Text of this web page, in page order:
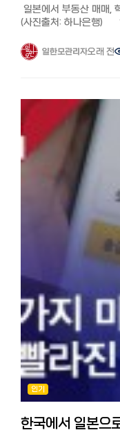
★일한모 고객이라면 첫
첫 송금 수수료 무료
※월드패밀리송금은
한국이외 나라에 송금
천엔입니다. 10만엔까
재류카드나 마이넘버를
오며 바로 송금을 진행
계좌에 송금액을 지불
한국에서 받는 사람 본
고령이거나 하기 어려운
점이 대단히 편리했습니
오전에 부모님 신분증
18일 시점, 10만엔 송금
보통 1~2시간 안에 송
장단점과 포인트 ●장
본인인증을 대신 해준다.
●단점: 메일로 일본어
일본어가 안될 경우 답
★월드패밀리도 아래
기본 설정된 환율이 저
송금할 수 있습니다.
일한모 한정! 월드패밀
https://
월드패밀리 송금의 메리
https://korean.co.jp/
◆SBJ 원터치 익스프
신한은행 일본법인
송금신청까지 SBJ은행
원터치 익스프레스 송
30만엔까지, 일년에 총
현지에서 받는 금액 시
월드패밀리 송금 : 수
초대링크에서 회원가입
EXPARO(엑스파로):
송금 서비스보다 압도
500엔 포인트를 받을
있습니다. 10만엔까지
http://
해외 거주 한국인은 재
승인되면 메일로 연락
입금하면 메일로 수취
들어 부모)이 휴대전화
그때 고령이거나 대응
지연되는 경우가 많은
신분증 이미지를 가지
때문에 매우 편리합니다.
저도 부모님이 기계치신
오전에 아버지의 신분증
(2024년 1월 3일 시점,
보통 1~2시간 내 송금이
빠르게 답변해주는 점
추천 포인트 정리 포인트①: 수수료가 가장 저렴하다(500엔까지 10만엔)
포인트②: 방문이 필요
포인트③ : 전문 직원이
http://
일본에서 부동산 매매,
(사진출처: 하나은행)
관리자입니다. 송금은
뼈빠지게 번 엔화를 한
안녕하세요^^ 한국에서
배우자비자로 일본에 거
한국에 집을 처분하고
많은 돈은 송금불가로
수수료가 만만치않고 시
조언부탁드려요 감사합니다. 최신 정보! 신고가 불필요한 연간 송
2배로 인상 2023년 초
5만달러(2023년 8월
커지면서 대폭 인상된
7월부터 시행되었고
저는 8월에 2억정도를
송금수수료, 중계은행
우대조건에 따라 상이)
한사람의 한도액입니
직접 확인한 바, 대부분
있지 않다고 합니다. 다
전화가 오며 송금자와
구매시 계약서를 이메일
간이번역해서 보냈고
거액 송금은 신고가 필
일본으로 거액의 재산
인터넷 송금을 이용하면
수수료가 싸며 편리하
따라 상이), 범죄 예방을
억단위의 거액을 보낼
말씀드린 바와 같이 연
일한모관리자오래 전
인기